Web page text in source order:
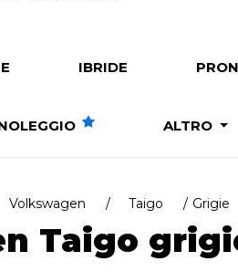
IBRIDE
ALTRO
Volkswagen Taigo Grigie
Taigo